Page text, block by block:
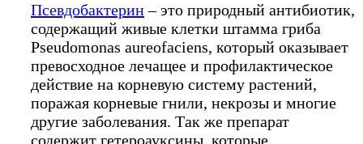
Псевдобактерин– это природный антибиотик,
содержащий живые клетки штамма гриба
Pseudomonas aureofaciens, который оказывает
превосходное лечащее и профилактическое
действие на корневую систему растений,
поражая корневые гнили, некрозы и многие
другие заболевания. Так же препарат
содержит гетероауксины, которые